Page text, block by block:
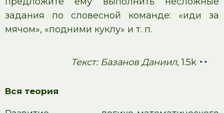
задания по словесной команде: «иди за
мячом», «подними куклу» и т. п.
Текст: Базанов Даниил, 1.5k
Вся теория